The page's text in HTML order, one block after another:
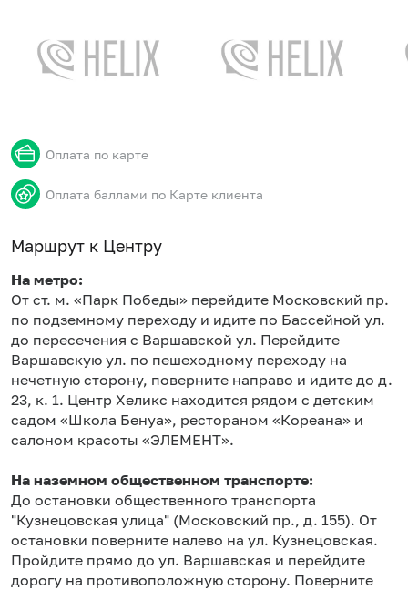
Оплата по карте
Оплата баллами по Карте клиента
Маршрут к Центру
На метро:
От ст. м. «Парк Победы» перейдите Московский пр.
по подземному переходу и идите по Бассейной ул.
до пересечения с Варшавской ул. Перейдите
Варшавскую ул. по пешеходному переходу на
нечетную сторону, поверните направо и идите до д.
23, к. 1. Центр Хеликс находится рядом с детским
садом «Школа Бенуа», рестораном «Кореана» и
салоном красоты «ЭЛЕМЕНТ».
На наземном общественном транспорте:
До остановки общественного транспорта
"Кузнецовская улица" (Московский пр., д. 155). От
остановки поверните налево на ул. Кузнецовская.
Пройдите прямо до ул. Варшавская и перейдите
дорогу на противоположную сторону. Поверните